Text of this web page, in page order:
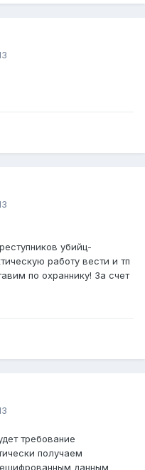
убийц-
работу вести и тп
по охраннику! За счет
требование
получаем
данным